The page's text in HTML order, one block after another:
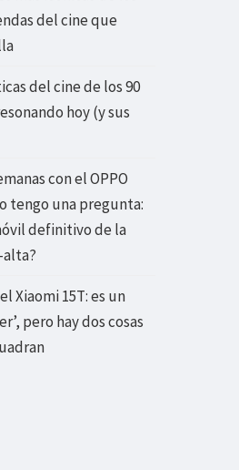
del cine que
del cine de los 90
hoy (y sus
con el OPPO
tengo una pregunta:
definitivo de la
alta?
Xiaomi 15T: es un
pero hay dos cosas